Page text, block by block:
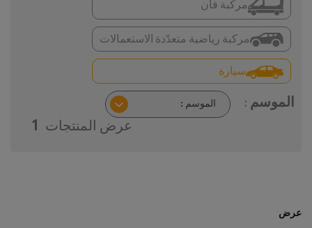
سيارة
مركبة رياضية متعدّدة الاستعمالات
مركبة فان
الموسم :
عرض المنتجات
1
عرض